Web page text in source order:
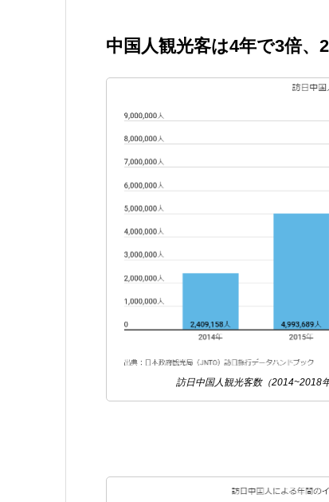
中国人観光客は4年で3倍、
訪日中国人観光客数（2014~2018